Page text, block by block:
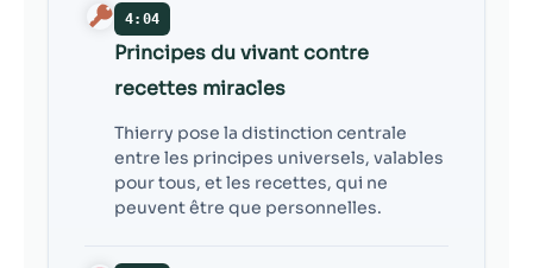
4:04
Principes du vivant contre
recettes miracles
Thierry pose la distinction centrale
entre les principes universels, valables
pour tous, et les recettes, qui ne
peuvent être que personnelles.